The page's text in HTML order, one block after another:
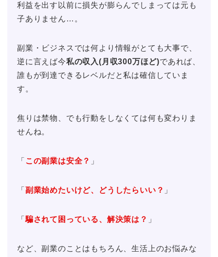
利益を出す以前に損失が膨らんでしまっては元も
子ありません…。
副業・ビジネスでは何より情報がとても大事で、
逆に言えば今私の収入(月収300万ほど)であれば、
誰もが到達できるレベルだと私は確信していま
す。
焦りは禁物、でも行動をしなくては何も変わりま
せんね。
「 この副業は安全？ 」
「 副業始めたいけど、どうしたらいい？ 」
「騙されて困っている、解決策は？ 」
など、副業のことはもちろん、生活上のお悩みな